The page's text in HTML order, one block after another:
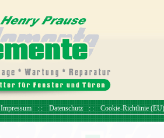
Impressum Datenschutz Cookie-Richtlinie (EU)